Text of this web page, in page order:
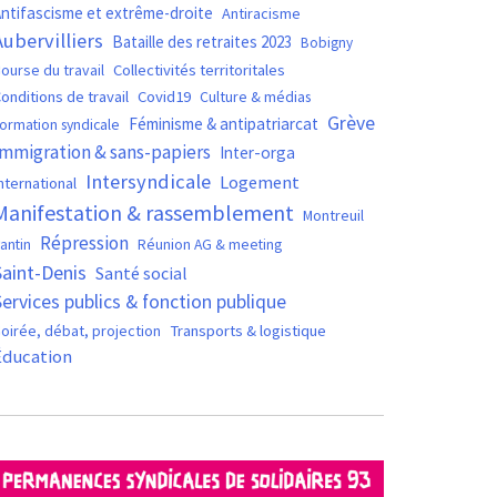
et extrême-droite Antiracisme
Bataille des retraites 2023 Bobigny
du travail Collectivités territoritales
de travail Covid19 Culture & médias
syndicale Féminisme & antipatriarcat Grève
& sans-papiers Inter-orga
Intersyndicale Logement
& rassemblement Montreuil
Répression Réunion AG & meeting
Denis Santé social
publics & fonction publique
débat, projection Transports & logistique